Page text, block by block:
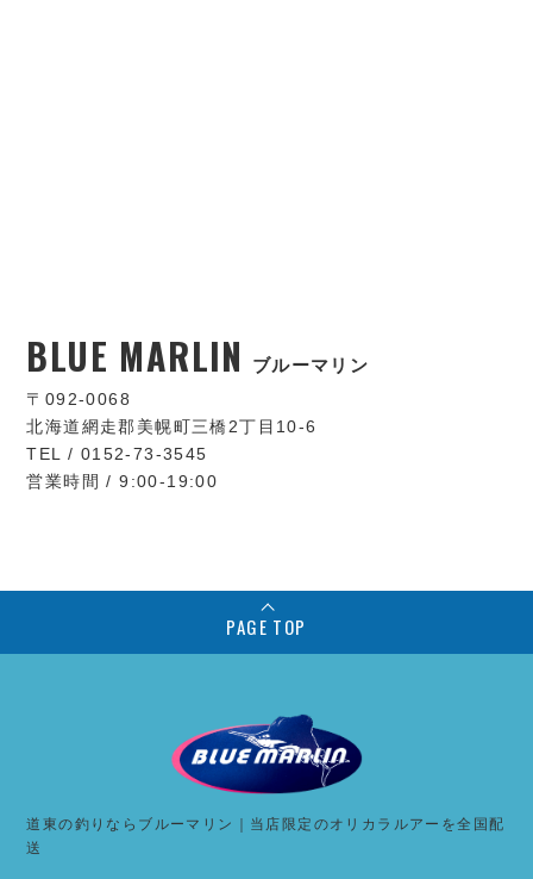
BLUE MARLIN ブルーマリン
〒092-0068
北海道網走郡美幌町三橋2丁目10-6
TEL / 0152-73-3545
営業時間 / 9:00-19:00
PAGE TOP
道東の釣りならブルーマリン｜当店限定のオリカラルアーを全国配
送